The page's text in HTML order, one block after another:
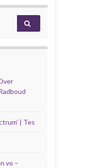
| Tes
vo –